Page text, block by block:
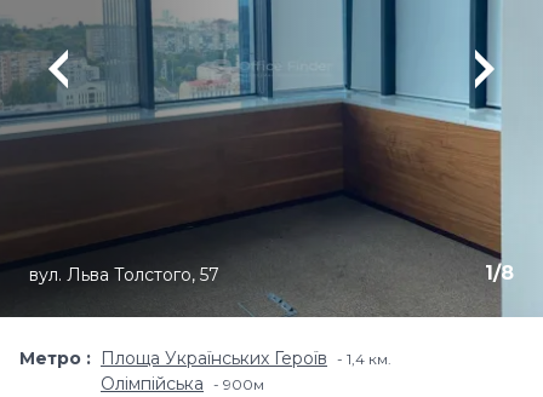
1/8
вул. Льва Толстого, 57
Метро Площа Українських Героїв 1,4 км.
Олімпійська 900м